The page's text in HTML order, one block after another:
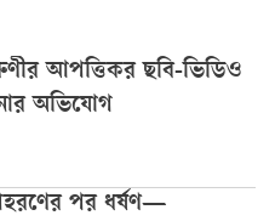
আপত্তিকর ছবি-ভিডিও
অভিযোগ
পর ধর্ষণ—